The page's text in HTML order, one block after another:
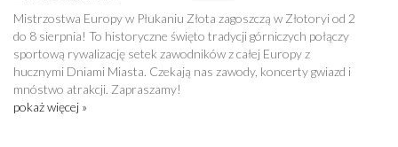
Mistrzostwa Europy w Płukaniu Złota zagoszczą w Złotoryi od 2
do 8 sierpnia! To historyczne święto tradycji górniczych połączy
sportową rywalizację setek zawodników z całej Europy z
hucznymi Dniami Miasta. Czekają nas zawody, koncerty gwiazd i
mnóstwo atrakcji. Zapraszamy!
pokaż więcej »